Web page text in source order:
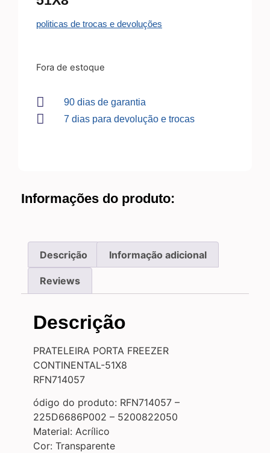
politicas de trocas e devoluções
Fora de estoque
90 dias de garantia
7 dias para devolução e trocas
Informações do produto:
Descrição Informação adicional
Reviews
Descrição
PRATELEIRA PORTA FREEZER
CONTINENTAL-51X8
RFN714057
ódigo do produto: RFN714057 –
225D6686P002 – 5200822050
Material: Acrílico
Cor: Transparente